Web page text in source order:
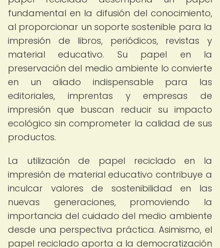
fundamental en la difusión del conocimiento,
al proporcionar un soporte sostenible para la
impresión de libros, periódicos, revistas y
material educativo. Su papel en la
preservación del medio ambiente lo convierte
en un aliado indispensable para las
editoriales, imprentas y empresas de
impresión que buscan reducir su impacto
ecológico sin comprometer la calidad de sus
productos.
La utilización de papel reciclado en la
impresión de material educativo contribuye a
inculcar valores de sostenibilidad en las
nuevas generaciones, promoviendo la
importancia del cuidado del medio ambiente
desde una perspectiva práctica. Asimismo, el
papel reciclado aporta a la democratización